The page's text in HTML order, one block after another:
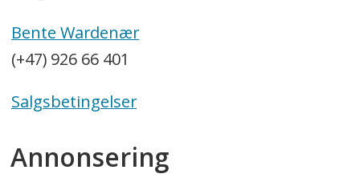
Bente Wardenær
(+47) 926 66 401
Salgsbetingelser
Annonsering